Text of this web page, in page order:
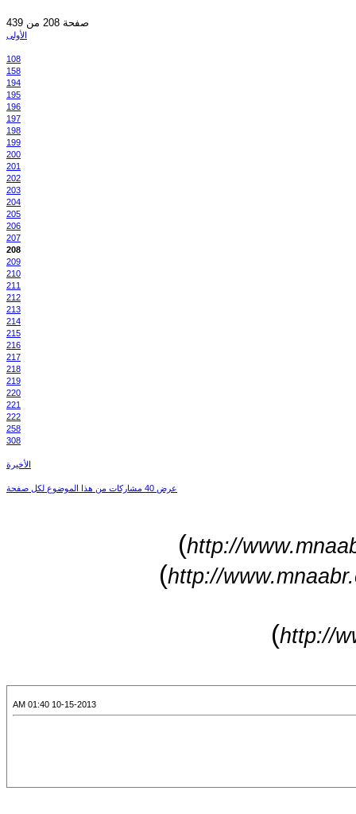
صفحة 208 من 439
الأولى
108
158
194
195
196
197
198
199
200
201
202
203
204
205
206
207
208
209
210
211
212
213
214
215
216
217
218
219
220
221
222
258
308
الأخيرة
عرض 40 مشاركات من هذا الموضوع لكل صفحة
http://
)
http://
)
http://
)
10-15-2013 01:40 AM